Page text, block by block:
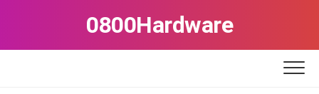
0800Hardware